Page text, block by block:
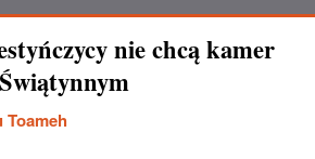
nie chcą kamer
Toameh